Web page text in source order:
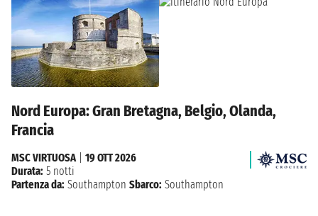
Nord Europa: Gran Bretagna, Belgio, Olanda,
Francia
MSC VIRTUOSA
19 OTT 2026
Durata: 5 notti
Partenza da: Southampton Sbarco: Southampton